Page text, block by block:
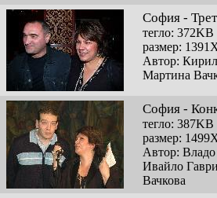
София -
тегло: 372KB
размер:
Автор:
Мартина
София -
тегло: 387KB
размер:
Автор:
Ивайло
Вачкова